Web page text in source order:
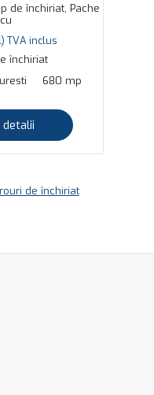
de închiriat, Pache
TVA inclus
închiriat
680 mp
de închiriat